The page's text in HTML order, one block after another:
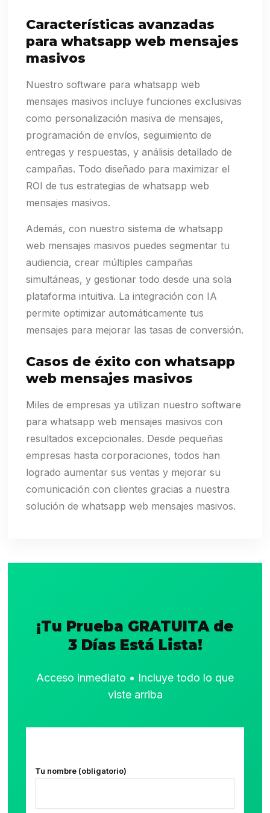
Características avanzadas
para whatsapp web mensajes
masivos
Nuestro software para whatsapp web
mensajes masivos incluye funciones exclusivas
como personalización masiva de mensajes,
programación de envíos, seguimiento de
entregas y respuestas, y análisis detallado de
campañas. Todo diseñado para maximizar el
ROI de tus estrategias de whatsapp web
mensajes masivos.
Además, con nuestro sistema de whatsapp
web mensajes masivos puedes segmentar tu
audiencia, crear múltiples campañas
simultáneas, y gestionar todo desde una sola
plataforma intuitiva. La integración con IA
permite optimizar automáticamente tus
mensajes para mejorar las tasas de conversión.
Casos de éxito con whatsapp
web mensajes masivos
Miles de empresas ya utilizan nuestro software
para whatsapp web mensajes masivos con
resultados excepcionales. Desde pequeñas
empresas hasta corporaciones, todos han
logrado aumentar sus ventas y mejorar su
comunicación con clientes gracias a nuestra
solución de whatsapp web mensajes masivos.
¡Tu Prueba GRATUITA de
3 Días Está Lista!
Acceso inmediato • Incluye todo lo que
viste arriba
Tu nombre (obligatorio)